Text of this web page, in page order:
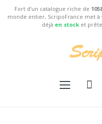
Fort d’un catalogue riche de
monde entier, ScripoFrance met
déjà en stocket